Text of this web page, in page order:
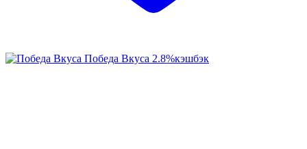
Победа Вкуса 2.8%кэшбэк